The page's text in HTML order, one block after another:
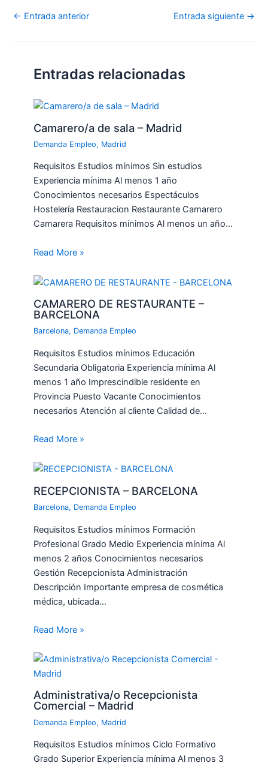
← Entrada anterior Entrada siguiente →
Entradas relacionadas
Camarero/a de sala – Madrid
Demanda Empleo, Madrid
Requisitos Estudios mínimos Sin estudios
Experiencia mínima Al menos 1 año
Conocimientos necesarios Espectáculos
Hostelería Restauracion Restaurante Camarero
Camarera Requisitos mínimos Al menos un año…
Read More »
CAMARERO DE RESTAURANTE –
BARCELONA
Barcelona, Demanda Empleo
Requisitos Estudios mínimos Educación
Secundaria Obligatoria Experiencia mínima Al
menos 1 año Imprescindible residente en
Provincia Puesto Vacante Conocimientos
necesarios Atención al cliente Calidad de…
Read More »
RECEPCIONISTA – BARCELONA
Barcelona, Demanda Empleo
Requisitos Estudios mínimos Formación
Profesional Grado Medio Experiencia mínima Al
menos 2 años Conocimientos necesarios
Gestión Recepcionista Administración
Descripción Importante empresa de cosmética
médica, ubicada…
Read More »
Administrativa/o Recepcionista
Comercial – Madrid
Demanda Empleo, Madrid
Requisitos Estudios mínimos Ciclo Formativo
Grado Superior Experiencia mínima Al menos 3